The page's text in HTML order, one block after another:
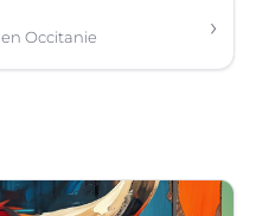
Occitanie ›